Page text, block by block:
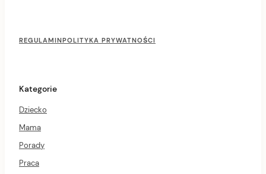
o
r
M
e
n
u
REGULAMINPOLITYKA PRYWATNOŚCI
Kategorie
Dziecko
Mama
Porady
Praca